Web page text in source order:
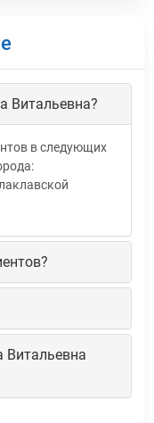
Витальевна?
в следующих
Витальевна